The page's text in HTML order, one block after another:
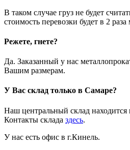
В таком случае груз не будет
стоимость перевозки будет в 2
Режете, гнете?
Да. Заказанный у нас
Вашим размерам.
У Вас склад только в Самаре?
Наш центральный склад находится
Контакты склада здесь.
У нас есть офис в г.Кинель.